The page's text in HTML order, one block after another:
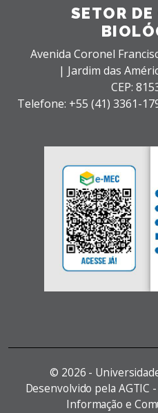
SETOR
Avenida Coronel
| Jardim das
CEP:
Telefone: +55 (41) 3361-
© 2026 -
Desenvolvido pela AGTIC
Informação e